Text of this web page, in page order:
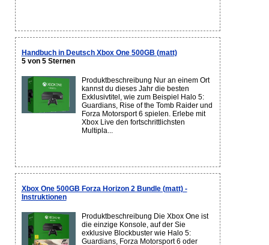
Handbuch in Deutsch Xbox One 500GB (matt)
5 von 5 Sternen
Produktbeschreibung Nur an einem Ort
kannst du dieses Jahr die besten
Exklusivtitel, wie zum Beispiel Halo 5:
Guardians, Rise of the Tomb Raider und
Forza Motorsport 6 spielen. Erlebe mit
Xbox Live den fortschrittlichsten
Multipla...
Xbox One 500GB Forza Horizon 2 Bundle (matt) -
Instruktionen
Produktbeschreibung Die Xbox One ist
die einzige Konsole, auf der Sie
exklusive Blockbuster wie Halo 5:
Guardians, Forza Motorsport 6 oder